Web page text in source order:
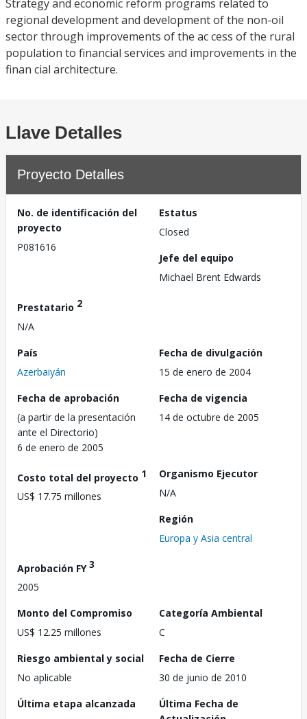
Strategy and economic reform programs related to
regional development and development of the non-oil
sector through improvements of the ac cess of the rural
population to financial services and improvements in the
finan cial architecture.
Llave Detalles
Proyecto Detalles
No. de identificación del
proyecto
P081616
Estatus
Closed
Jefe del equipo
Michael Brent Edwards
Prestatario 2
N/A
País
Azerbaiyán
Fecha de divulgación
15 de enero de 2004
Fecha de aprobación
(a partir de la presentación
ante el Directorio)
6 de enero de 2005
Fecha de vigencia
14 de octubre de 2005
Costo total del proyecto 1
US$ 17.75 millones
Organismo Ejecutor
N/A
Región
Europa y Asia central
Aprobación FY3
2005
Monto del Compromiso
US$ 12.25 millones
Categoría Ambiental
C
Riesgo ambiental y social
No aplicable
Fecha de Cierre
30 de junio de 2010
Última etapa alcanzada
Última Fecha de